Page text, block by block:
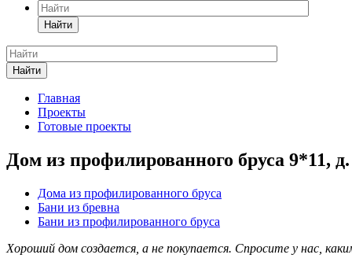
Найти
Найти
Главная
Проекты
Готовые проекты
Дом из профилированного бруса 9*11,
Дома из профилированного бруса
Бани из бревна
Бани из профилированного бруса
Хороший дом создается, а не покупается. Спросите у нас,